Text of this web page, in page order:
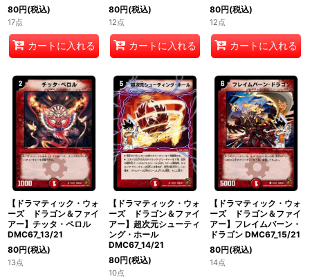
80円(税込)
17点
カートに入れる
80円(税込)
12点
カートに入れる
80円(税込)
12点
カートに入れる
【ドラマティック・ウォ
ーズ ドラゴン＆ファイ
アー】チッタ・ペロル
DMC67_13/21
80円(税込)
13点
【ドラマティック・ウォ
ーズ ドラゴン＆ファイ
アー】超次元シューティ
ング・ホール
DMC67_14/21
80円(税込)
10点
【ドラマティック・ウォ
ーズ ドラゴン＆ファイ
アー】フレイムバーン・
ドラゴン DMC67_15/21
80円(税込)
14点